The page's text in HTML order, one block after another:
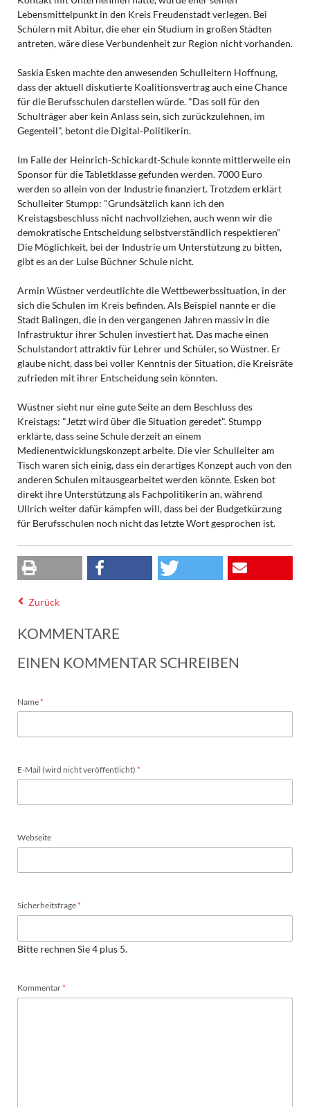
Lebensmittelpunkt in den Kreis Freudenstadt verlegen. Bei
Schülern mit Abitur, die eher ein Studium in großen Städten
antreten, wäre diese Verbundenheit zur Region nicht vorhanden.
Saskia Esken machte den anwesenden Schulleitern Hoffnung,
dass der aktuell diskutierte Koalitionsvertrag auch eine Chance
für die Berufsschulen darstellen würde. "Das soll für den
Schulträger aber kein Anlass sein, sich zurückzulehnen, im
Gegenteil", betont die Digital-Politikerin.
Im Falle der Heinrich-Schickardt-Schule konnte mittlerweile ein
Sponsor für die Tabletklasse gefunden werden. 7000 Euro
werden so allein von der Industrie finanziert. Trotzdem erklärt
Schulleiter Stumpp: "Grundsätzlich kann ich den
Kreistagsbeschluss nicht nachvollziehen, auch wenn wir die
demokratische Entscheidung selbstverständlich respektieren"
Die Möglichkeit, bei der Industrie um Unterstützung zu bitten,
gibt es an der Luise Büchner Schule nicht.
Armin Wüstner verdeutlichte die Wettbewerbssituation, in der
sich die Schulen im Kreis befinden. Als Beispiel nannte er die
Stadt Balingen, die in den vergangenen Jahren massiv in die
Infrastruktur ihrer Schulen investiert hat. Das mache einen
Schulstandort attraktiv für Lehrer und Schüler, so Wüstner. Er
glaube nicht, dass bei voller Kenntnis der Situation, die Kreisräte
zufrieden mit ihrer Entscheidung sein könnten.
Wüstner sieht nur eine gute Seite an dem Beschluss des
Kreistags: "Jetzt wird über die Situation geredet". Stumpp
erklärte, dass seine Schule derzeit an einem
Medienentwicklungskonzept arbeite. Die vier Schulleiter am
Tisch waren sich einig, dass ein derartiges Konzept auch von den
anderen Schulen mitausgearbeitet werden könnte. Esken bot
direkt ihre Unterstützung als Fachpolitikerin an, während
Ullrich weiter dafür kämpfen will, dass bei der Budgetkürzung
für Berufsschulen noch nicht das letzte Wort gesprochen ist.
Zurück
KOMMENTARE
EINEN KOMMENTAR SCHREIBEN
Pflichtfeld
Name*
Pflichtfeld
E-Mail (wird nicht veröffentlicht) *
Webseite
Pflichtfeld
Sicherheitsfrage*
Bitte rechnen Sie 4 plus 5.
Pflichtfeld
Kommentar*